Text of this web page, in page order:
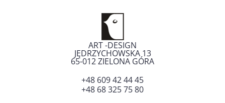
ART -DESIGN
JĘDRZYCHOWSKA 13
65-012ZIELONA GÓRA
+48 609 42 44 45
+48 68 325 75 80